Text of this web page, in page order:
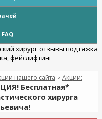
нашего сайта > Акции:
Бесплатная*
хирурга